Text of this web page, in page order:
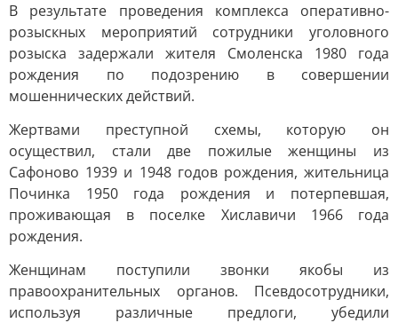
В результате проведения комплекса оперативно-
розыскных мероприятий сотрудники уголовного
розыска задержали жителя Смоленска 1980 года
рождения по подозрению в совершении
мошеннических действий.
Жертвами преступной схемы, которую он
осуществил, стали две пожилые женщины из
Сафоново 1939 и 1948 годов рождения, жительница
Починка 1950 года рождения и потерпевшая,
проживающая в поселке Хиславичи 1966 года
рождения.
Женщинам поступили звонки якобы из
правоохранительных органов. Псевдосотрудники,
используя различные предлоги, убедили